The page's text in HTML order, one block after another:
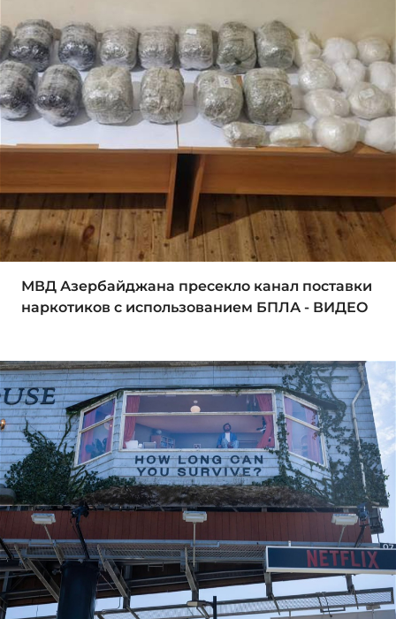
МВД Азербайджана пресекло канал поставки
наркотиков с использованием БПЛА - ВИДЕО